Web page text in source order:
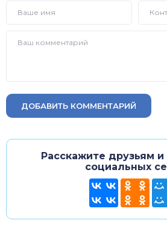
ДОБАВИТЬ КОММЕНТАРИЙ
Расскажите друзьям
социальных